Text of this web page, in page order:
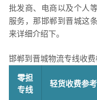
批发商、电商以及个人
服务，那邯郸到晋城这
来详细介绍下。
邯郸到晋城物流专线收费
零担
专线
轻货收费参考